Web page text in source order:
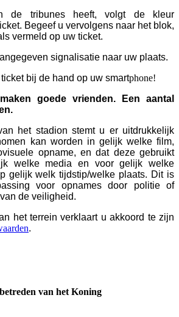
de tribunes heeft, volgt de kleur
Begeef u vervolgens naar het blok,
vermeld op uw ticket.
signalisatie naar uw plaats.
bij de hand op uw smartphone!
goede vrienden. Een aantal
het stadion stemt u er uitdrukkelijk
kan worden in gelijk welke film,
opname, en dat deze gebruikt
welke media en voor gelijk welke
gelijk welk tijdstip/welke plaats. Dit is
voor opnames door politie of
de veiligheid.
het terrein verklaart u akkoord te zijn
.
van het Koning